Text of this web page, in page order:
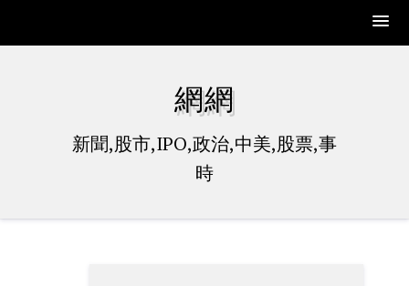
網網
新聞,股市,IPO,政治,中美,股票,事
時